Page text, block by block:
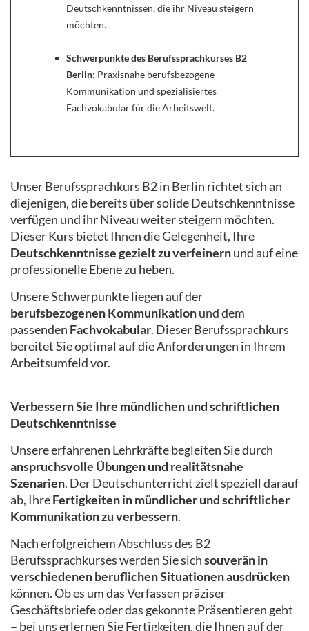
Deutschkenntnissen, die ihr Niveau steigern
möchten.
Schwerpunkte des Berufssprachkurses B2
Berlin: Praxisnahe berufsbezogene
Kommunikation und spezialisiertes
Fachvokabular für die Arbeitswelt.
Unser Berufssprachkurs B2 in Berlin richtet sich an
diejenigen, die bereits über solide Deutschkenntnisse
verfügen und ihr Niveau weiter steigern möchten.
Dieser Kurs bietet Ihnen die Gelegenheit, Ihre
Deutschkenntnisse gezielt zu verfeinernund auf eine
professionelle Ebene zu heben.
Unsere Schwerpunkte liegen auf der
berufsbezogenen Kommunikationund dem
passenden Fachvokabular. Dieser Berufssprachkurs
bereitet Sie optimal auf die Anforderungen in Ihrem
Arbeitsumfeld vor.
Verbessern Sie Ihre mündlichen und schriftlichen
Deutschkenntnisse
Unsere erfahrenen Lehrkräfte begleiten Sie durch
anspruchsvolle Übungen und realitätsnahe
Szenarien. Der Deutschunterricht zielt speziell darauf
ab, IhreFertigkeiten in mündlicher und schriftlicher
Kommunikation zu verbessern.
Nach erfolgreichem Abschluss des B2
Berufssprachkurses werden Sie sichsouverän in
verschiedenen beruflichen Situationen ausdrücken
können. Ob es um das Verfassen präziser
Geschäftsbriefe oder das gekonnte Präsentieren geht
– bei uns erlernen Sie Fertigkeiten, die Ihnen auf der